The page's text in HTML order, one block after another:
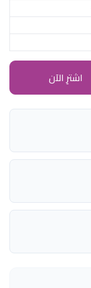
اشترِ الآن